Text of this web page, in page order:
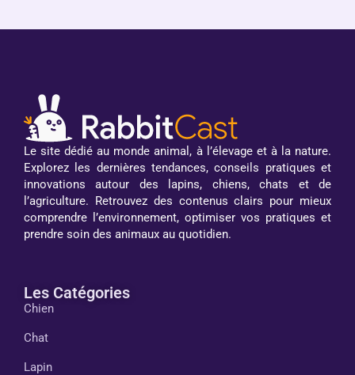
Le site dédié au monde animal, à l’élevage et à la nature.
Explorez les dernières tendances, conseils pratiques et
innovations autour des lapins, chiens, chats et de
l’agriculture. Retrouvez des contenus clairs pour mieux
comprendre l’environnement, optimiser vos pratiques et
prendre soin des animaux au quotidien.
Les Catégories
Chien
Chat
Lapin